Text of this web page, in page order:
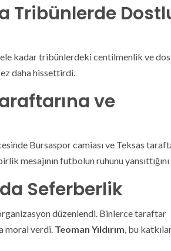
Tribünlerde
kadar tribünlerdeki centilmenlik ve
daha hissettirdi.
ve
Bursaspor camiası ve Teksas
mesajının futbolun ruhunu
Seferberlik
düzenlendi. Binlerce taraftar
moral verdi. Teoman Yıldırım , bu